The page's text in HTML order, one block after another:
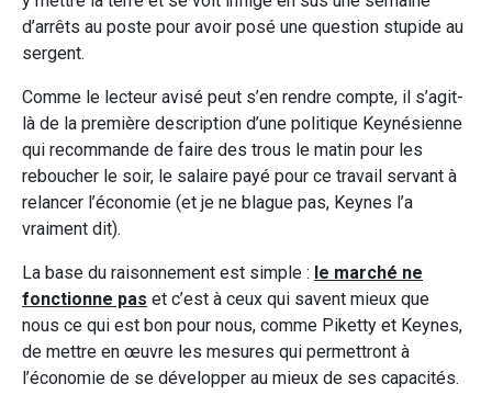
d’arrêts au poste pour avoir posé une question stupide au
sergent.
Comme le lecteur avisé peut s’en rendre compte, il s’agit-
là de la première description d’une politique Keynésienne
qui recommande de faire des trous le matin pour les
reboucher le soir, le salaire payé pour ce travail servant à
relancer l’économie (et je ne blague pas, Keynes l’a
vraiment dit).
La base du raisonnement est simple : le marché ne
fonctionne pas et c’est à ceux qui savent mieux que
nous ce qui est bon pour nous, comme Piketty et Keynes,
de mettre en œuvre les mesures qui permettront à
l’économie de se développer au mieux de ses capacités.